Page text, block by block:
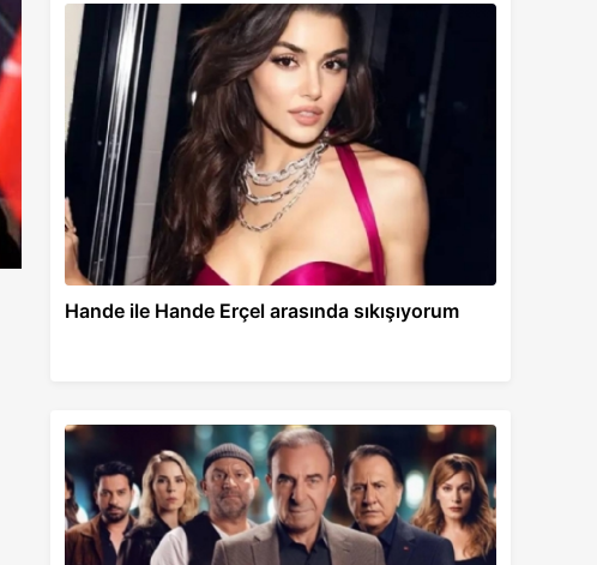
Hande ile Hande Erçel arasında sıkışıyorum